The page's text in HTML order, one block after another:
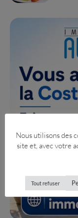
Nous utilisons des
site et, avec votre
Tout refuser